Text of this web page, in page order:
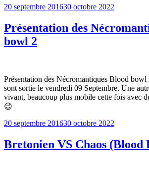
Publié
20 septembre 201630 octobre 2022
Présentation des
bowl 2
Présentation des Nécromantiques Blood
sont sortie le vendredi 09 Septembre. Une
vivant, beaucoup plus mobile cette fois avec
😉
Publié
20 septembre 201630 octobre 2022
Bretonien VS Chaos (Blood